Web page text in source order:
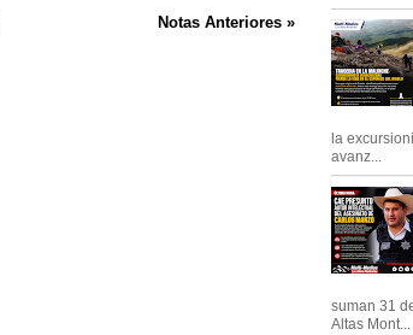
Notas Anteriores »
la
avanz...
suman 31
Altas Mont...